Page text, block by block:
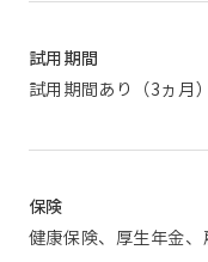
試用期間
試用期間あり（3ヵ月）
保険
健康保険、厚生年金